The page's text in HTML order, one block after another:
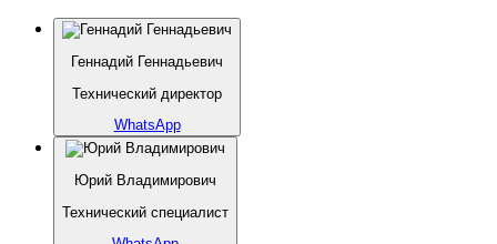
Геннадий Геннадьевич
Технический директор
WhatsApp
Юрий Владимирович
Технический специалист